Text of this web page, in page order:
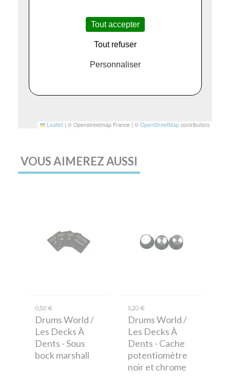
Leaflet | © Openstreetmap France | © OpenStreetMap contributors
VOUS AIMEREZ AUSSI
0,50 €
Drums World /
Les Decks À
Dents - Sous
bock marshall
5,20 €
Drums World /
Les Decks À
Dents - Cache
potentiomètre
noir et chrome
Tout accepter
Tout refuser
Personnaliser